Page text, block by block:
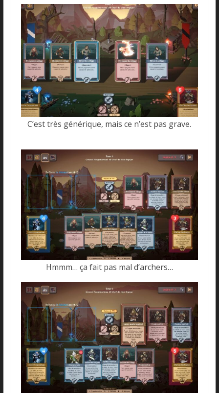
C’est très générique, mais ce n’est pas grave.
Hmmm… ça fait pas mal d’archers…